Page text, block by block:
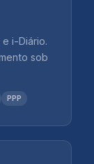
i-Diário.
sob
PPP